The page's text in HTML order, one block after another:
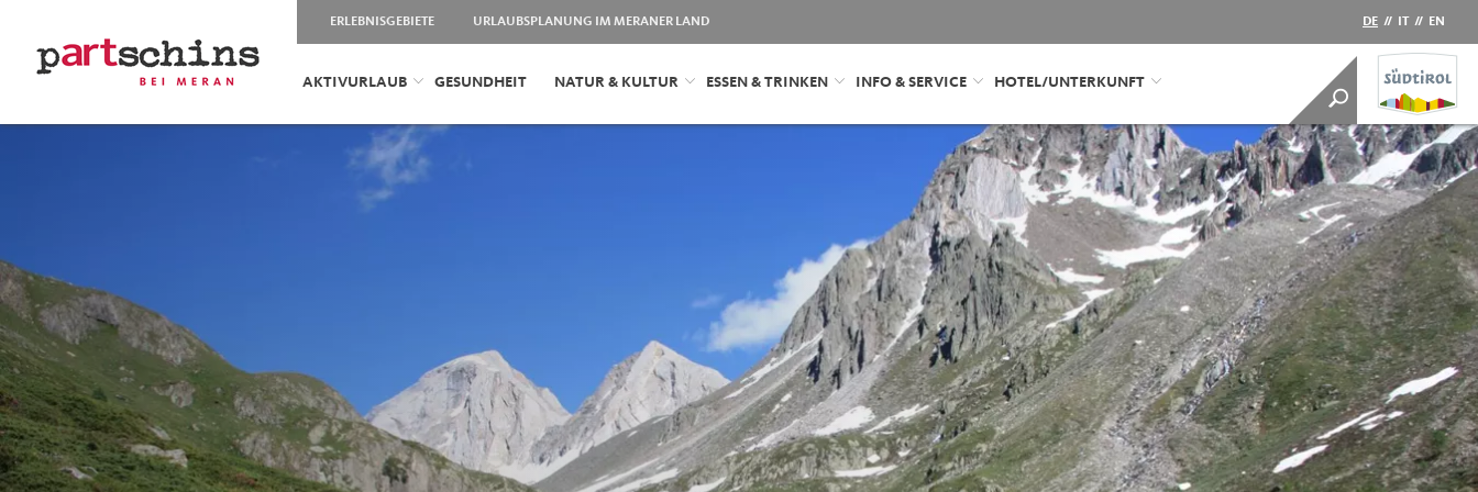
ERLEBNISGEBIETE URLAUBSPLANUNG IM MERANER LAND DE // IT // EN
AKTIVURLAUB GESUNDHEIT NATUR & KULTUR ESSEN & TRINKEN INFO & SERVICE HOTEL/UNTERKUNFT